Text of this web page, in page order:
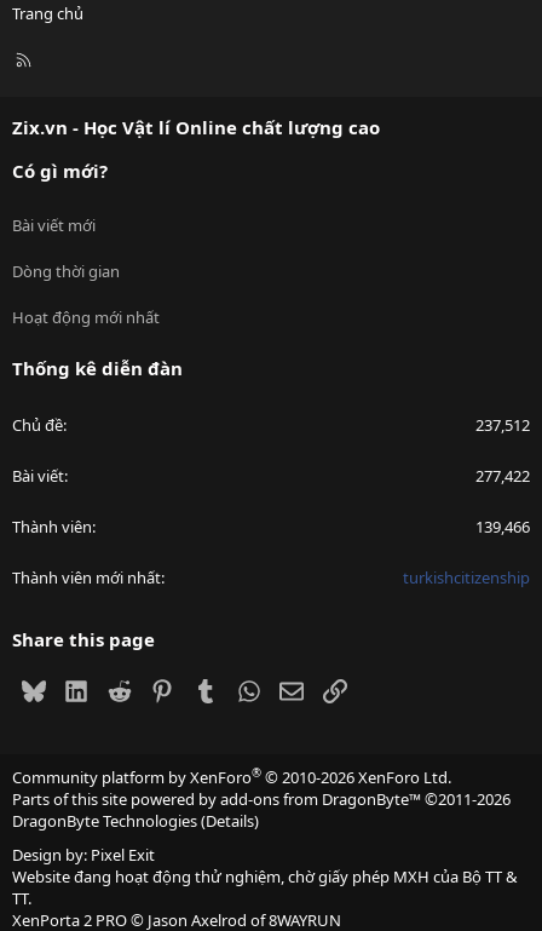
Trang chủ
R
Zix.vn - Học Vật lí Online chất lượng cao
Có gì mới?
Bài viết mới
Dòng thời gian
Hoạt động mới nhất
Thống kê diễn đàn
Chủ đề 237,512
Bài viết 277,422
Thành viên 139,466
Thành viên mới nhất turkishcitizenship
Share this page
BlueskyLinkedIn
Reddit PinterestTumblrWhatsApp
EmailLink
Community platform by XenForo® © 2010-2026 XenForo Ltd.
Parts of this site powered byadd-ons from DragonByte™©2011-2026
DragonByte Technologies(Details)
Design by: Pixel Exit
Website đang hoạt động thử nghiệm, chờ giấy phép MXH của Bộ TT &
TT.
XenPorta 2 PRO© Jason Axelrod of8WAYRUN